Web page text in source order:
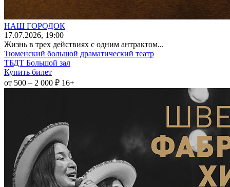
НАШ ГОРОДОК
17.07.2026, 19:00
Жизнь в трех действиях с одним антрактом...
Тюменский большой драматический театр
ТБДТ Большой зал
Купить билет
от 500 – 2 000 ₽ 16+